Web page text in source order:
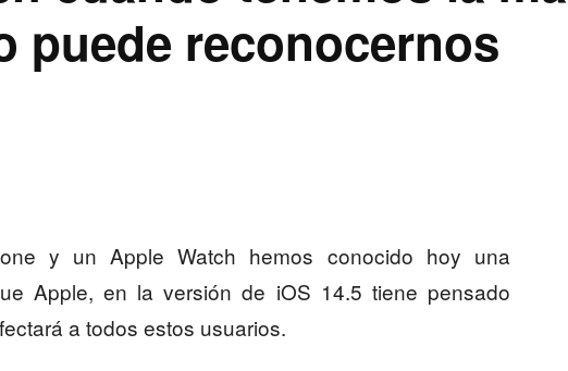
puede reconocernos
y un Apple Watch hemos conocido hoy una
Apple, en la versión de iOS 14.5 tiene pensado
a todos estos usuarios.